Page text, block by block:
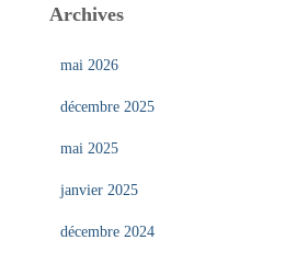
Archives
mai 2026
décembre 2025
mai 2025
janvier 2025
décembre 2024